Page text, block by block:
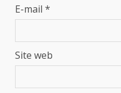
E-mail *
Site web